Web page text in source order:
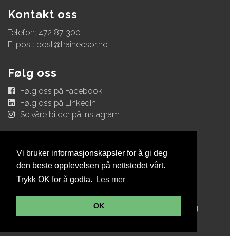
Vi bruker informasjonskapsler for å gi deg
den beste opplevelsen på nettstedet vårt.
Trykk OK for å godta.
Les mer
OK
Kontakt oss
Telefon: 472 87 300
E-post: post@traineesor.no
Følg oss
Følg oss på Facebook
Følg oss på LinkedIn
Se våre bilder på Instagram
© Copyright 2026 Trainee Sør |
Personvernerklæring
Utviklet av Netlab|Publiseres i eRedaktør